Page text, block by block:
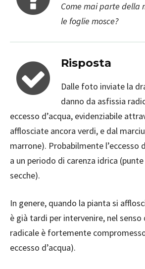
Come mai parte della
le foglie mosce?
Risposta
Dalle foto inviate la
danno da asfissia
eccesso d’acqua, evidenziabile
afflosciate ancora verdi, e dal
marrone). Probabilmente l’eccesso
a un periodo di carenza idrica
secche).
In genere, quando la pianta si
è già tardi per intervenire, nel senso
radicale è fortemente
eccesso d’acqua).